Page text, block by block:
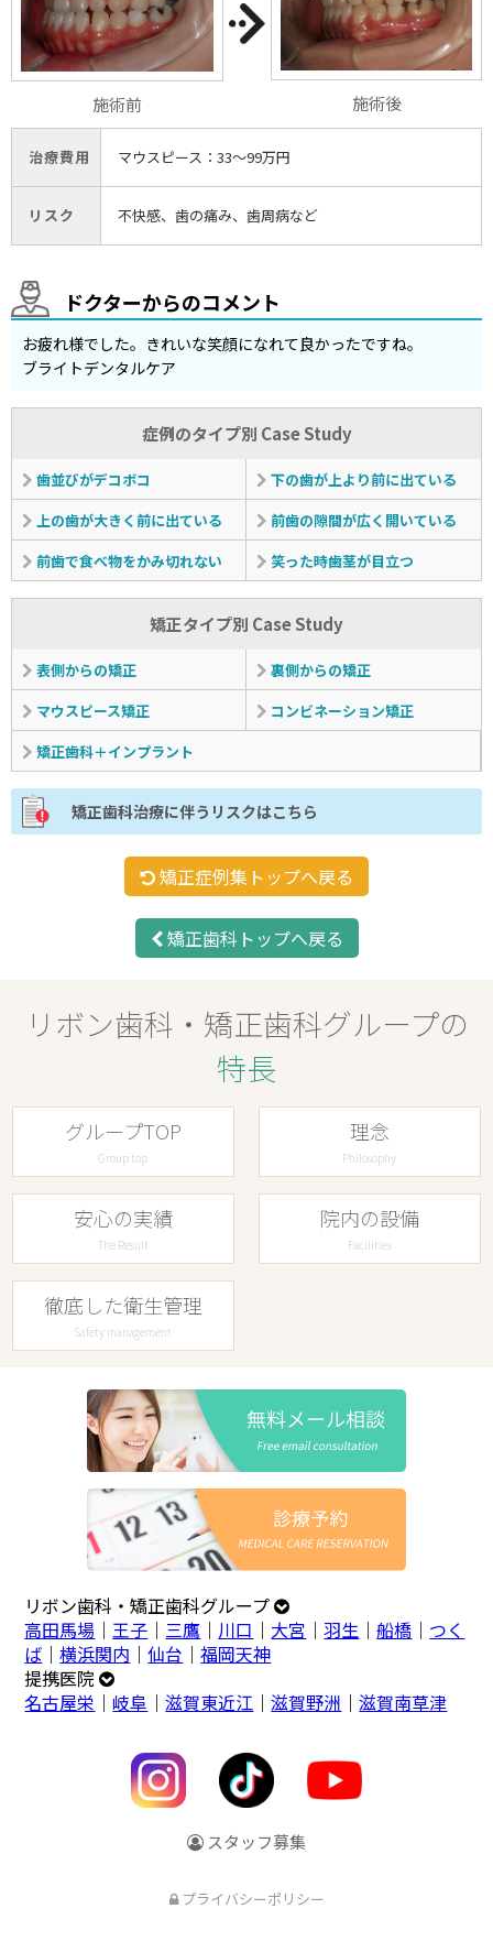
施術前 施術後
治療費用 マウスピース：33〜99万円
リスク 不快感、歯の痛み、歯周病など
ドクターからのコメント
お疲れ様でした。きれいな笑顔になれて良かったですね。
ブライトデンタルケア
症例のタイプ別 Case Study
歯並びがデコボコ
下の歯が上より前に出ている
上の歯が大きく前に出ている
前歯の隙間が広く開いている
前歯で食べ物をかみ切れない
笑った時歯茎が目立つ
矯正タイプ別 Case Study
表側からの矯正
裏側からの矯正
マウスピース矯正
コンビネーション矯正
矯正歯科＋インプラント
矯正歯科治療に伴うリスクはこちら
矯正症例集トップへ戻る
矯正歯科トップへ戻る
リボン歯科・矯正歯科グループの
特長
グループTOP
Group top
理念
Philosophy
安心の実績
The Result
院内の設備
Facilities
徹底した衛生管理
Safety management
リボン歯科・矯正歯科グループ
高田馬場 ｜王子 ｜ 三鷹 ｜ 川口 ｜ 大宮 ｜羽生 ｜船橋 ｜ つく
ば ｜横浜関内 ｜仙台 ｜福岡天神
提携医院
名古屋栄 ｜岐阜 ｜滋賀東近江 ｜滋賀野洲 ｜滋賀南草津
スタッフ募集
プライバシーポリシー